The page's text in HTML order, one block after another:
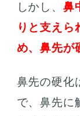
しかし、 鼻
りと支えら
め、鼻先が
鼻先の硬化
で、鼻先に